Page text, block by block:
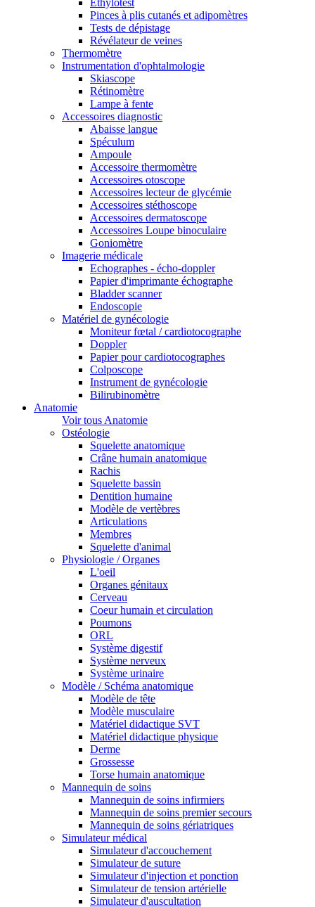
Ethylotest
Pinces à plis cutanés et adipomètres
Tests de dépistage
Révélateur de veines
Thermomètre
Instrumentation d'ophtalmologie
Skiascope
Rétinomètre
Lampe à fente
Accessoires diagnostic
Abaisse langue
Spéculum
Ampoule
Accessoire thermomètre
Accessoires otoscope
Accessoires lecteur de glycémie
Accessoires stéthoscope
Accessoires dermatoscope
Accessoires Loupe binoculaire
Goniomètre
Imagerie médicale
Echographes - écho-doppler
Papier d'imprimante échographe
Bladder scanner
Endoscopie
Matériel de gynécologie
Moniteur fœtal / cardiotocographe
Doppler
Papier pour cardiotocographes
Colposcope
Instrument de gynécologie
Bilirubinomètre
Anatomie
Voir tous Anatomie
Ostéologie
Squelette anatomique
Crâne humain anatomique
Rachis
Squelette bassin
Dentition humaine
Modèle de vertèbres
Articulations
Membres
Squelette d'animal
Physiologie / Organes
L'oeil
Organes génitaux
Cerveau
Coeur humain et circulation
Poumons
ORL
Système digestif
Système nerveux
Système urinaire
Modèle / Schéma anatomique
Modèle de tête
Modèle musculaire
Matériel didactique SVT
Matériel didactique physique
Derme
Grossesse
Torse humain anatomique
Mannequin de soins
Mannequin de soins infirmiers
Mannequin de soins premier secours
Mannequin de soins gériatriques
Simulateur médical
Simulateur d'accouchement
Simulateur de suture
Simulateur d'injection et ponction
Simulateur de tension artérielle
Simulateur d'auscultation